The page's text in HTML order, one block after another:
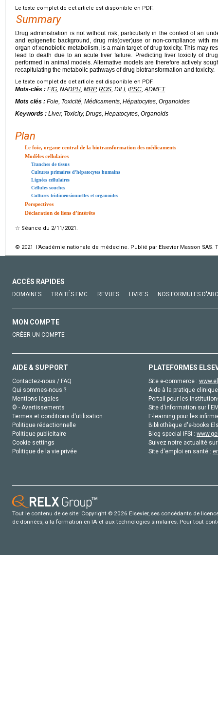
Le texte complet de cet article est disponible en PDF.
Summary
Drug administration is not without risk, particularly in the context of an
and epigenetic background, drug mis(over)use or non-compliance with
organ of xenobiotic metabolism, is a main target of drug toxicity. This may
lead to death due to an acute liver failure. Predicting liver toxicity of
performed in animal models. Alternative models are therefore actively
recapitulating the metabolic pathways of drug biotransformation and toxicity.
Le texte complet de cet article est disponible en PDF.
Mots-clés : EIG, NADPH, MRP, ROS, DILI, iPSC,ADMET
Mots clés : Foie, Toxicité, Médicaments, Hépatocytes, Organoides
Keywords : Liver, Toxicity, Drugs, Hepatocytes, Organoids
Plan
Le foie, organe central de la biotransformation des médicaments
Modèles cellulaires
Tranches de tissus
Cultures primaires d’hépatocytes humains
Lignées cellulaires
Cellules souches
Cultures tridimensionnelles et organoïdes
Perspectives
Déclaration de liens d’intérêts
☆ Séance du 2/11/2021.
© 2021 l'Académie nationale de médecine. Publié par Elsevier Masson SAS.
ACCÈS RAPIDES
DOMAINES TRAITÉS EMC REVUES LIVRES NOS FORMULES
MON COMPTE
CRÉER UN COMPTE
AIDE & SUPPORT
Contactez-nous / FAQ
Qui sommes-nous ?
Mentions légales
© - Avertissements
Termes et conditions d'utilisation
Politique rédactionnelle
Politique publicitaire
Cookie settings
Politique de la vie privée
PLATEFORMES
Site e-commerce :
Aide à la pratique
Portail pour les
Site d'information sur
E-learning pour les
Bibliothèque d'e-books
Blog special IFSI :
Suivez notre actualité
Site d'emploi en santé :
Tout le contenu de ce site: Copyright © 2026 Elsevier, ses concédants de
de données, a la formation en IA et aux technologies similaires. Pour tout